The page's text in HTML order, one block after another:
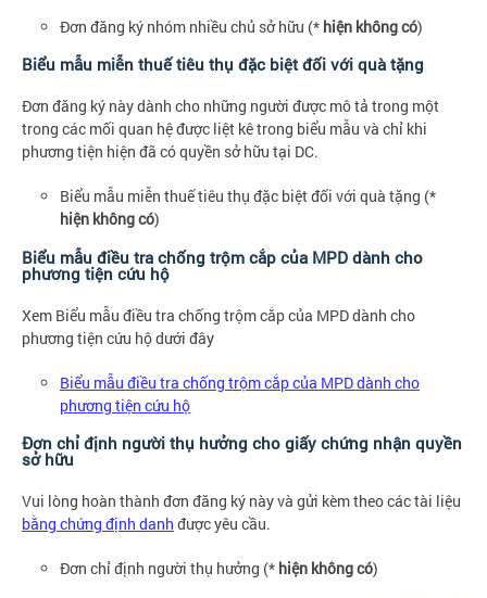
Đơn đăng ký nhóm nhiều chủ sở hữu (* hiện không có)
Biểu mẫu miễn thuế tiêu thụ đặc biệt đối với quà tặng
Đơn đăng ký này dành cho những người được mô tả trong một
trong các mối quan hệ được liệt kê trong biểu mẫu và chỉ khi
phương tiện hiện đã có quyền sở hữu tại DC.
Biểu mẫu miễn thuế tiêu thụ đặc biệt đối với quà tặng (*
hiện không có)
Biểu mẫu điều tra chống trộm cắp của MPD dành cho
phương tiện cứu hộ
Xem Biểu mẫu điều tra chống trộm cắp của MPD dành cho
phương tiện cứu hộ dưới đây
Biểu mẫu điều tra chống trộm cắp của MPD dành cho
phương tiện cứu hộ
Đơn chỉ định người thụ hưởng cho giấy chứng nhận quyền
sở hữu
Vui lòng hoàn thành đơn đăng ký này và gửi kèm theo các tài liệu
bằng chứng định danh được yêu cầu.
Đơn chỉ định người thụ hưởng (* hiện không có)